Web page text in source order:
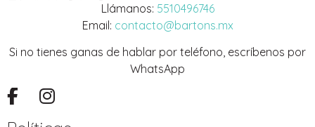
Llámanos: 5510496746
Email: contacto@bartons.mx
Si no tienes ganas de hablar por teléfono, escríbenos por
WhatsApp